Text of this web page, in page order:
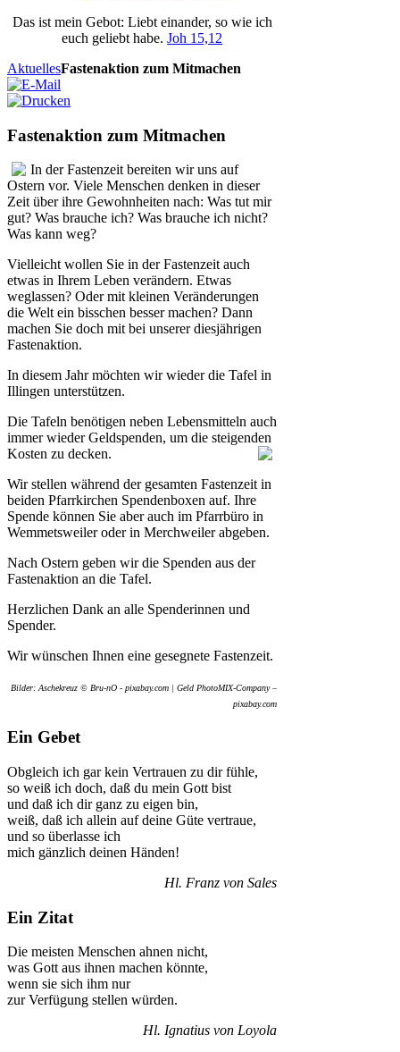
Das ist mein Gebot: Liebt einander, so wie ich
euch geliebt habe.Joh 15,12
AktuellesFastenaktion zum Mitmachen
Fastenaktion zum Mitmachen
In der Fastenzeit bereiten wir uns auf
Ostern vor. Viele Menschen denken in dieser
Zeit über ihre Gewohnheiten nach: Was tut mir
gut? Was brauche ich? Was brauche ich nicht?
Was kann weg?
Vielleicht wollen Sie in der Fastenzeit auch
etwas in Ihrem Leben verändern. Etwas
weglassen? Oder mit kleinen Veränderungen
die Welt ein bisschen besser machen? Dann
machen Sie doch mit bei unserer diesjährigen
Fastenaktion.
In diesem Jahr möchten wir wieder die Tafel in
Illingen unterstützen.
Die Tafeln benötigen neben Lebensmitteln auch
immer wieder Geldspenden, um die steigenden
Kosten zu decken.
Wir stellen während der gesamten Fastenzeit in
beiden Pfarrkirchen Spendenboxen auf. Ihre
Spende können Sie aber auch im Pfarrbüro in
Wemmetsweiler oder in Merchweiler abgeben.
Nach Ostern geben wir die Spenden aus der
Fastenaktion an die Tafel.
Herzlichen Dank an alle Spenderinnen und
Spender.
Wir wünschen Ihnen eine gesegnete Fastenzeit.
Bilder: Aschekreuz © Bru-nO - pixabay.com | Geld PhotoMIX-Company –
pixabay.com
Ein Gebet
Obgleich ich gar kein Vertrauen zu dir fühle,
so weiß ich doch, daß du mein Gott bist
und daß ich dir ganz zu eigen bin,
weiß, daß ich allein auf deine Güte vertraue,
und so überlasse ich
mich gänzlich deinen Händen!
Hl. Franz von Sales
Ein Zitat
Die meisten Menschen ahnen nicht,
was Gott aus ihnen machen könnte,
wenn sie sich ihm nur
zur Verfügung stellen würden.
Hl. Ignatius von Loyola